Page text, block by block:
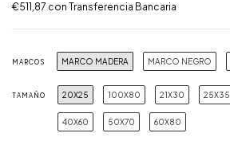
€511,87 con Transferencia Bancaria
MARCOS MARCO MADERA MARCO NEGRO
TAMAÑO 20X25 100X80 21X30 25X35
40X60 50X70 60X80